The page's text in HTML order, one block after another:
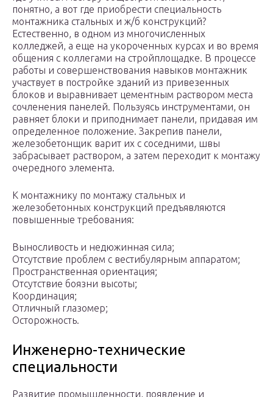
понятно, а вот где приобрести специальность
монтажника стальных и ж/б конструкций?
Естественно, в одном из многочисленных
колледжей, а еще на укороченных курсах и во время
общения с коллегами на стройплощадке. В процессе
работы и совершенствования навыков монтажник
участвует в постройке зданий из привезенных
блоков и выравнивает цементным раствором места
сочленения панелей. Пользуясь инструментами, он
равняет блоки и приподнимает панели, придавая им
определенное положение. Закрепив панели,
железобетонщик варит их с соседними, швы
забрасывает раствором, а затем переходит к монтажу
очередного элемента.
К монтажнику по монтажу стальных и
железобетонных конструкций предъявляются
повышенные требования:
Выносливость и недюжинная сила;
Отсутствие проблем с вестибулярным аппаратом;
Пространственная ориентация;
Отсутствие боязни высоты;
Координация;
Отличный глазомер;
Осторожность.
Инженерно-технические
специальности
Развитие промышленности, появление и